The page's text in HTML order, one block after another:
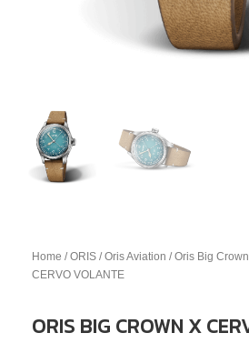
Home /ORIS /Oris Aviation /Oris Big Crown
CERVO VOLANTE
ORIS BIG CROWN X